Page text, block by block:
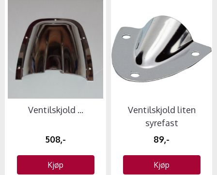
Ventilskjold ...
508,-
Kjøp
Ventilskjold liten
syrefast
89,-
Kjøp